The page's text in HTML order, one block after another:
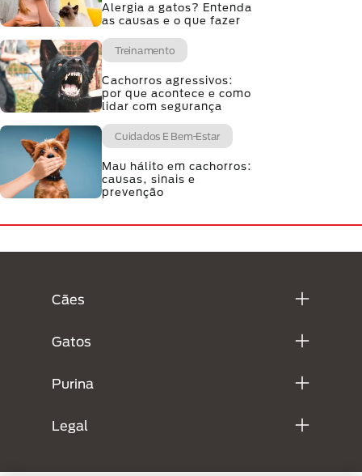
Alergia a gatos? Entenda
as causas e o que fazer
Treinamento
Cachorros agressivos:
por que acontece e como
lidar com segurança
Cuidados E Bem-Estar
Mau hálito em cachorros:
causas, sinais e
prevenção
Cães
Gatos
Purina
Legal